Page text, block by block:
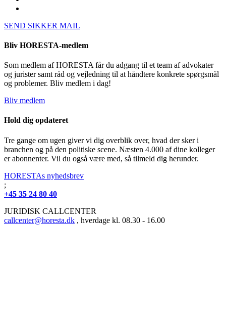
SEND SIKKER MAIL
Bliv HORESTA-medlem
Som medlem af HORESTA får du adgang til et team af advokater
og jurister samt råd og vejledning til at håndtere konkrete spørgsmål
og problemer. Bliv medlem i dag!
Bliv medlem
Hold dig opdateret
Tre gange om ugen giver vi dig overblik over, hvad der sker i
branchen og på den politiske scene. Næsten 4.000 af dine kolleger
er abonnenter. Vil du også være med, så tilmeld dig herunder.
HORESTAs nyhedsbrev
;
+45 35 24 80 40
JURIDISK CALLCENTER
callcenter@horesta.dk , hverdage kl. 08.30 - 16.00